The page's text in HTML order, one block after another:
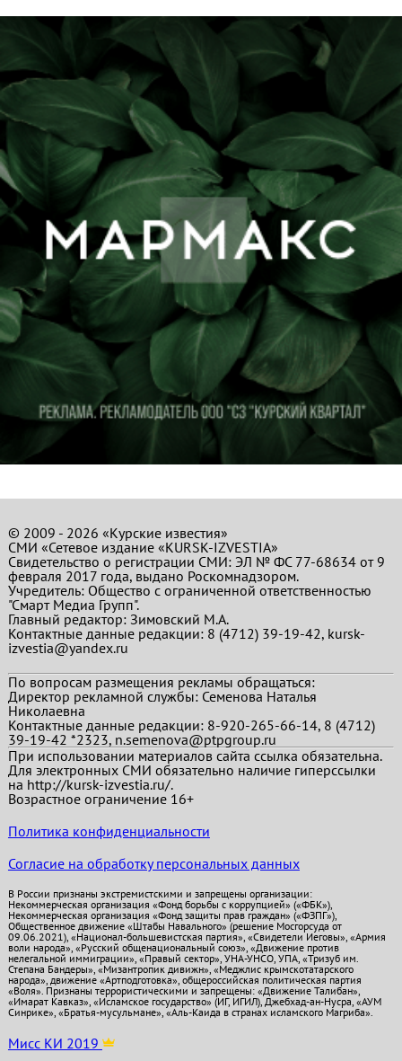
© 2009 - 2026 «Курские известия»
СМИ «Сетевое издание «KURSK-IZVESTIA»
Свидетельство о регистрации СМИ: ЭЛ № ФС 77-68634 от 9
февраля 2017 года, выдано Роскомнадзором.
Учредитель: Общество с ограниченной ответственностью
"Смарт Медиа Групп".
Главный редактор:Зимовский М.А.
Контактные данные редакции: 8 (4712) 39-19-42, kursk-
izvestia@yandex.ru
По вопросам размещения рекламы обращаться:
Директор рекламной службы: Семенова Наталья
Николаевна
Контактные данные редакции: 8-920-265-66-14, 8 (4712)
39-19-42 *2323, n.semenova@ptpgroup.ru
При использовании материалов сайта ссылка обязательна.
Для электронных СМИ обязательно наличие гиперссылки
на http://kursk-izvestia.ru/.
Возрастное ограничение 16+
Политика конфиденциальности
Согласие на обработку персональных данных
В России признаны экстремистскими и запрещены организации:
Некоммерческая организация «Фонд борьбы с коррупцией» («ФБК»),
Некоммерческая организация «Фонд защиты прав граждан» («ФЗПГ»),
Общественное движение «Штабы Навального» (решение Мосгорсуда от
09.06.2021), «Национал-большевистская партия», «Свидетели Иеговы», «Армия
воли народа», «Русский общенациональный союз», «Движение против
нелегальной иммиграции», «Правый сектор», УНА-УНСО, УПА, «Тризуб им.
Степана Бандеры», «Мизантропик дивижн», «Меджлис крымскотатарского
народа», движение «Артподготовка», общероссийская политическая партия
«Воля». Признаны террористическими и запрещены: «Движение Талибан»,
«Имарат Кавказ», «Исламское государство» (ИГ, ИГИЛ), Джебхад-ан-Нусра, «АУМ
Синрике», «Братья-мусульмане», «Аль-Каида в странах исламского Магриба».
Мисс КИ 2019